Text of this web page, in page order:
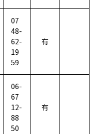
07
48-
62-
19
59
有
06-
67
12-
88
50
有